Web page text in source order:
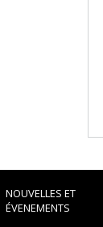
NOUVELLES ET
ÉVENEMENTS